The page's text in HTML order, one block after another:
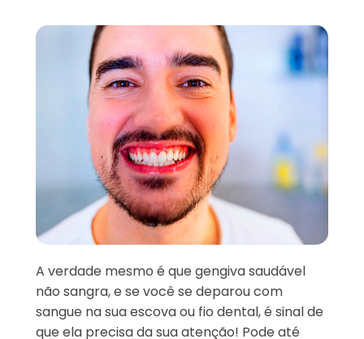
A verdade mesmo é que gengiva saudável
não sangra, e se você se deparou com
sangue na sua escova ou fio dental, é sinal de
que ela precisa da sua atenção! Pode até